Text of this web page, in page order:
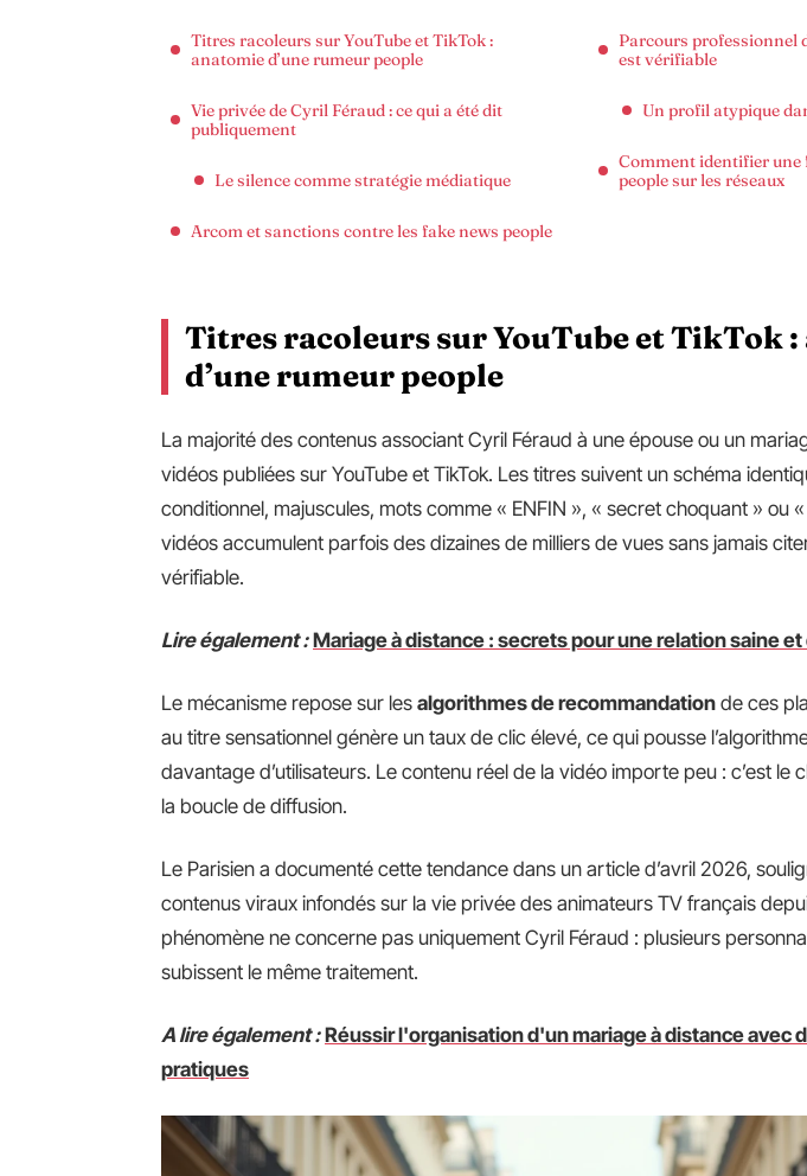
Titres racoleurs sur YouTube et TikTok :
anatomie d’une rumeur people
Vie privée de Cyril Féraud : ce qui a été dit
publiquement
Le silence comme stratégie médiatique
Arcom et sanctions contre les fake news people
Parcours professionnel
est vérifiable
Un profil atypique
Comment identifier
people sur les réseaux
Titres racoleurs sur YouTube et TikTok
d’une rumeur people
La majorité des contenus associant Cyril Féraud à une épouse ou un
vidéos publiées sur YouTube et TikTok. Les titres suivent un schéma
conditionnel, majuscules, mots comme « ENFIN », « secret choquant » ou
vidéos accumulent parfois des dizaines de milliers de vues sans jamais
vérifiable.
Lire également : Mariage à distance : secrets pour une relation saine
Le mécanisme repose sur les algorithmes de recommandation de ces
au titre sensationnel génère un taux de clic élevé, ce qui pousse
davantage d’utilisateurs. Le contenu réel de la vidéo importe peu : c’est le
la boucle de diffusion.
Le Parisien a documenté cette tendance dans un article d’avril 2026,
contenus viraux infondés sur la vie privée des animateurs TV français
phénomène ne concerne pas uniquement Cyril Féraud : plusieurs
subissent le même traitement.
A lire également : Réussir l'organisation d'un mariage à distance avec
pratiques